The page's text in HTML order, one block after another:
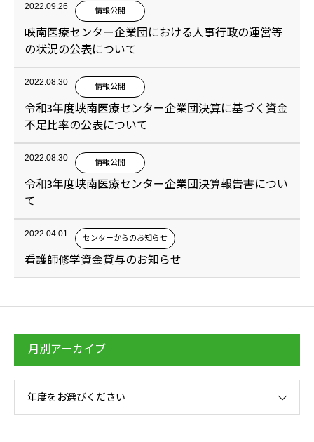
2022.09.26 情報公開
峡南医療センター企業団における人事行政の運営等
の状況の公表について
2022.08.30 情報公開
令和3年度峡南医療センター企業団決算に基づく資金
不足比率の公表について
2022.08.30 情報公開
令和3年度峡南医療センター企業団決算報告書につい
て
2022.04.01 センターからのお知らせ
看護師修学資金貸与のお知らせ
月別アーカイブ
年度をお選びください